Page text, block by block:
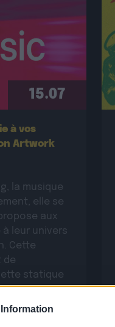
15.07
à vos
Artwork
la musique
elle se
aux
leur univers
Cette
de
statique